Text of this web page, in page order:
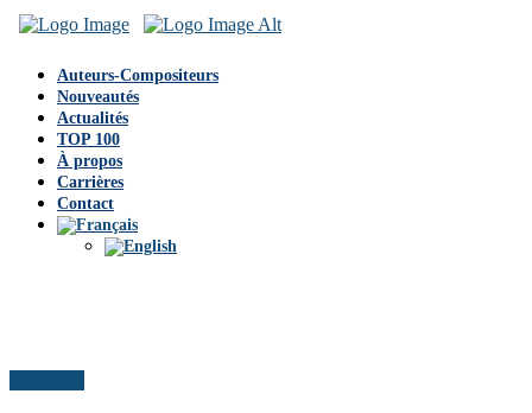
Auteurs-Compositeurs
Nouveautés
Actualités
TOP 100
À propos
Carrières
Contact